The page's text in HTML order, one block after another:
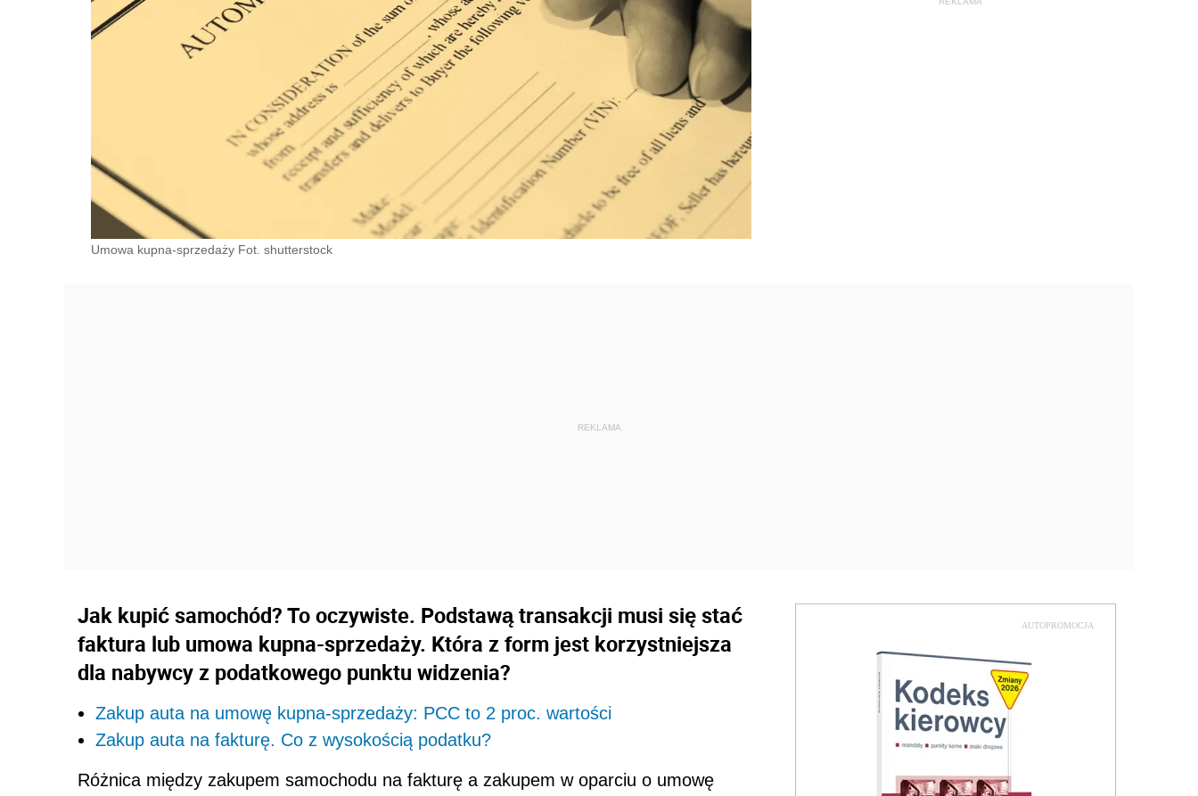
Umowa kupna-sprzedaży Fot. shutterstock
Jak kupić samochód? To oczywiste. Podstawą transakcji musi się stać
faktura lub umowa kupna-sprzedaży. Która z form jest korzystniejsza
dla nabywcy z podatkowego punktu widzenia?
Zakup auta na umowę kupna-sprzedaży: PCC to 2 proc. wartości
Zakup auta na fakturę. Co z wysokością podatku?
Różnica między zakupem samochodu na fakturę a zakupem w oparciu o umowę
AUTOPROMOCJA